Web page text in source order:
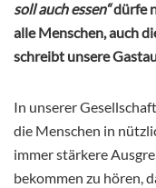
soll auch essen“dürfe
alle Menschen, auch
schreibt unsere
In unserer
die Menschen in
immer stärkere
bekommen zu hören,